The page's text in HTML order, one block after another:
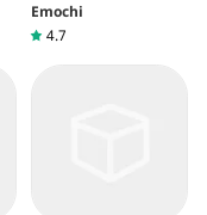
Emochi
4.7